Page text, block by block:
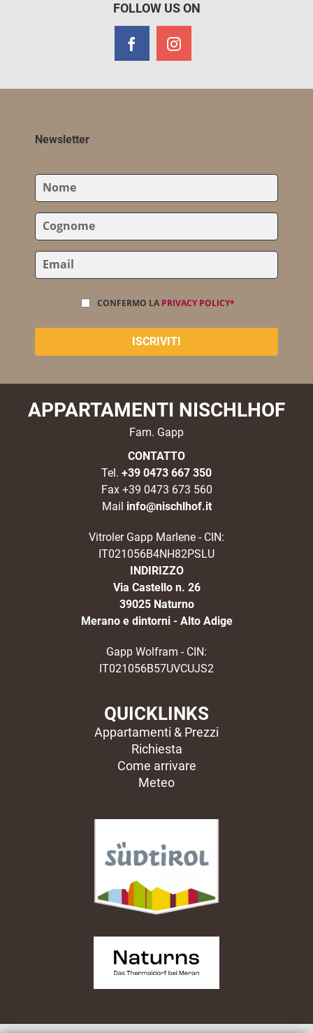
FOLLOW US ON
Newsletter
CONFERMO LA PRIVACY POLICY*
APPARTAMENTI NISCHLHOF
Fam. Gapp
CONTATTO
Tel. +39 0473 667 350
Fax +39 0473 673 560
Mail info@nischlhof.it
Vitroler Gapp Marlene - CIN:
IT021056B4NH82PSLU
INDIRIZZO
Via Castello n. 26
39025 Naturno
Merano e dintorni - Alto Adige
Gapp Wolfram - CIN:
IT021056B57UVCUJS2
QUICKLINKS
Appartamenti & Prezzi
Richiesta
Come arrivare
Meteo